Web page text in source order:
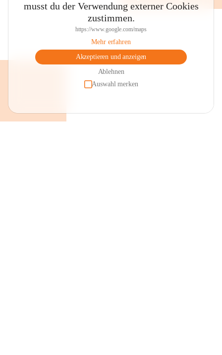
musst du der Verwendung externer Cookies
zustimmen.
https://www.google.com/maps
Mehr erfahren
Akzeptieren und anzeigen
Ablehnen
Auswahl merken